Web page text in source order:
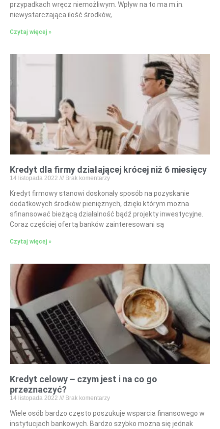
przypadkach wręcz niemożliwym. Wpływ na to ma m.in.
niewystarczająca ilość środków,
Czytaj więcej »
Kredyt dla firmy działającej krócej niż 6 miesięcy
14 listopada 2022 Brak komentarzy
Kredyt firmowy stanowi doskonały sposób na pozyskanie
dodatkowych środków pieniężnych, dzięki którym można
sfinansować bieżącą działalność bądź projekty inwestycyjne.
Coraz częściej ofertą banków zainteresowani są
Czytaj więcej »
Kredyt celowy – czym jest i na co go
przeznaczyć?
14 listopada 2022 Brak komentarzy
Wiele osób bardzo często poszukuje wsparcia finansowego w
instytucjach bankowych. Bardzo szybko można się jednak